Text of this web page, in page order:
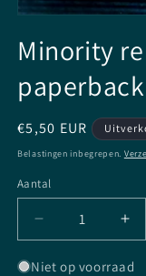
openen
in
Minority
Normale
prijs
€5,50 EUR
Belastingen inbegrepen.
Aantal
Aantal
Aantal
verlagen
voor
voor
Niet op voorraad